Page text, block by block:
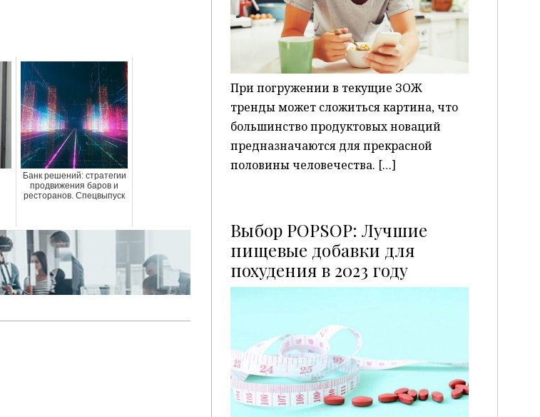
Банк решений: стратегии
продвижения баров и
ресторанов. Спецвыпуск
При погружении в текущие ЗОЖ
тренды может сложиться картина, что
большинство продуктовых новаций
предназначаются для прекрасной
половины человечества. […]
Выбор POPSOP: Лучшие
пищевые добавки для
похудения в 2023 году
P